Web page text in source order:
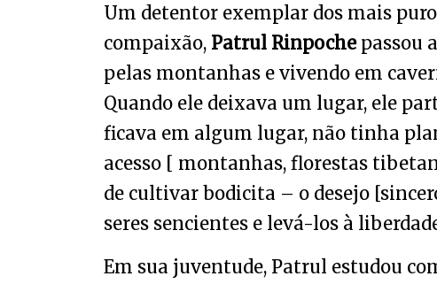
Um detentor exemplar dos mais
compaixão, Patrul Rinpochepassou
pelas montanhas e vivendo em
Quando ele deixava um lugar, ele
ficava em algum lugar, não tinha
acesso [ montanhas, florestas
de cultivar bodicita – o desejo
seres sencientes e levá-los à
Em sua juventude, Patrul estudou